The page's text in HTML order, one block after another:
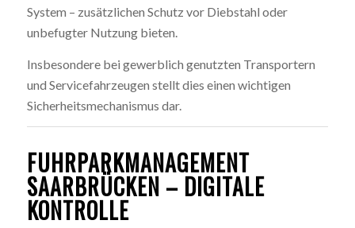
System – zusätzlichen Schutz vor Diebstahl oder
unbefugter Nutzung bieten.
Insbesondere bei gewerblich genutzten Transportern
und Servicefahrzeugen stellt dies einen wichtigen
Sicherheitsmechanismus dar.
FUHRPARKMANAGEMENT
SAARBRÜCKEN – DIGITALE
KONTROLLE